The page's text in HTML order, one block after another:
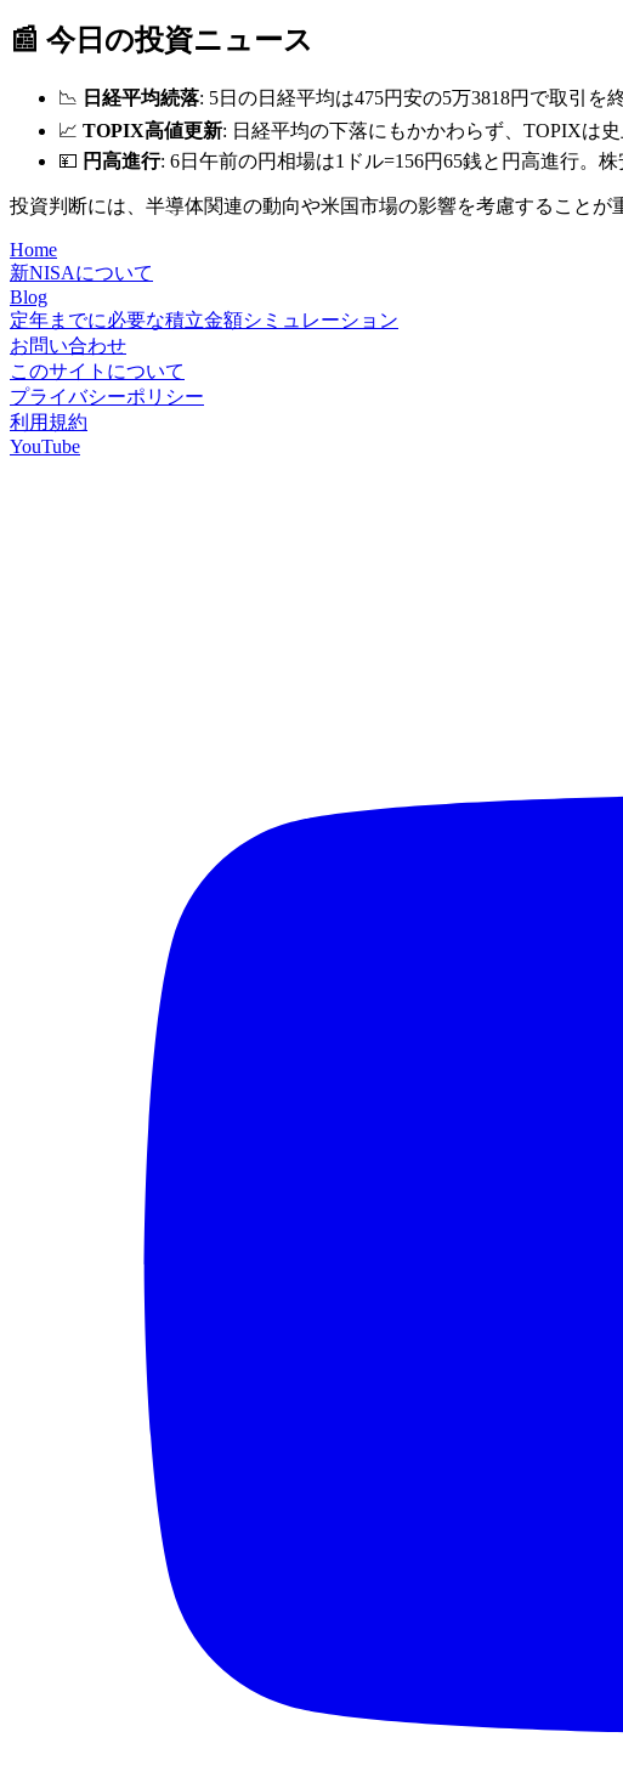
📰 今日の投資ニュース
📉 日経平均続落: 5日の日経平均は475円安の5万3818円で取引
📈 TOPIX高値更新: 日経平均の下落にもかかわらず、TOPIXは
💴 円高進行: 6日午前の円相場は1ドル=156円65銭と円高進行。
投資判断には、半導体関連の動向や米国市場の影響を考慮することが
Home
新NISAについて
Blog
定年までに必要な積立金額シミュレーション
お問い合わせ
このサイトについて
プライバシーポリシー
利用規約
YouTube